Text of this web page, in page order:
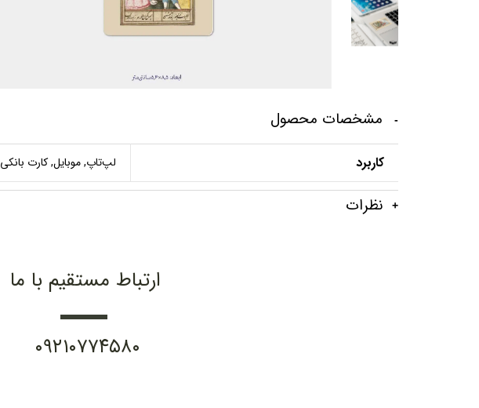
مشخصات محصول
کاربرد لپ‌تاپ, موبایل, کارت بانکی
نظرات
ارتباط مستقیم با ما
۰۹۲۱۰۷۷۴۵۸۰